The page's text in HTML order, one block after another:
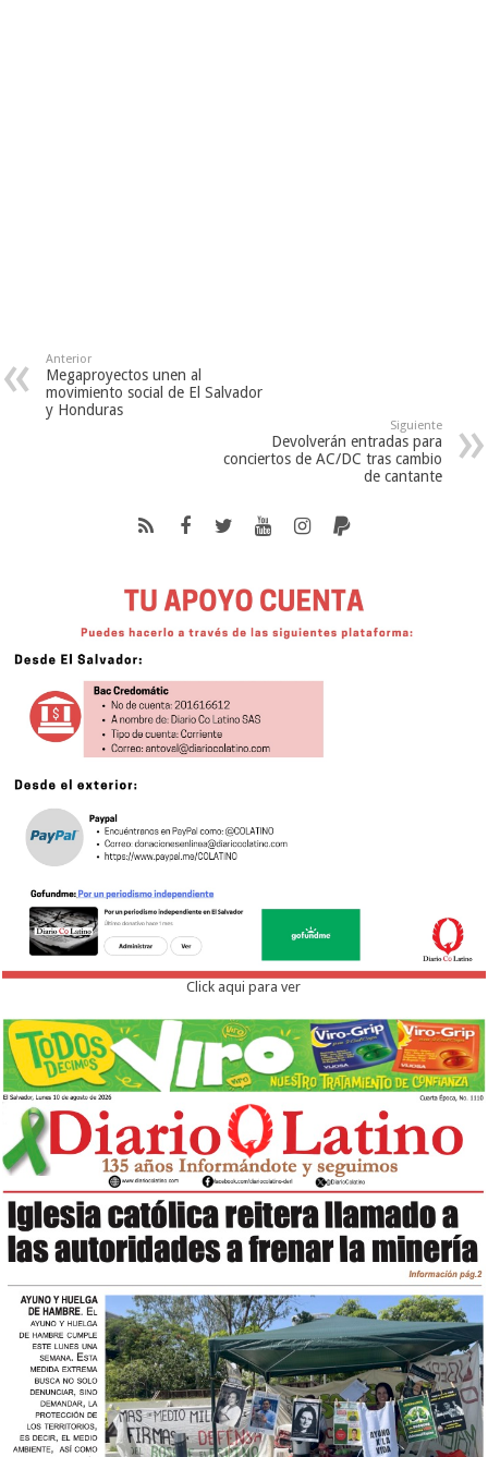
Anterior
Megaproyectos unen al
movimiento social de El Salvador
y Honduras
Siguiente
Devolverán entradas para
conciertos de AC/DC tras cambio
de cantante
Click aqui para ver